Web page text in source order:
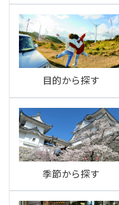
目的から探す
季節から探す